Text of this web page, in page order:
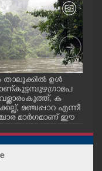
താലൂക്കിൽ ഉൾ
കുട്ടമ്പുഴ ഗ്രാമ പ
ക
മഞ്ചപ്പാറ എന്നീ
മാർഗമാണ് ഈ